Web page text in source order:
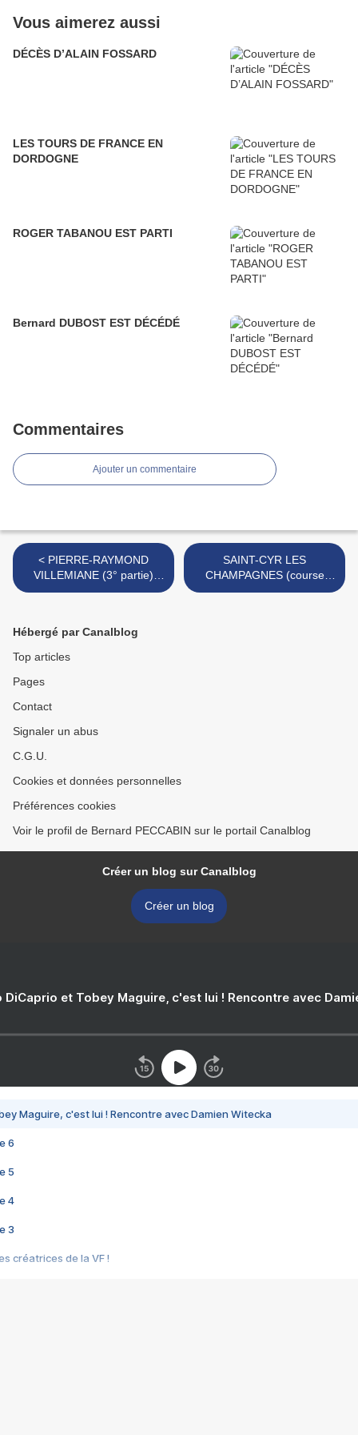
Vous aimerez aussi
DÉCÈS D’ALAIN FOSSARD
LES TOURS DE FRANCE EN
DORDOGNE
ROGER TABANOU EST PARTI
Bernard DUBOST EST DÉCÉDÉ
Commentaires
Ajouter un commentaire
< PIERRE-RAYMOND
VILLEMIANE (3° partie)
1974-1975
SAINT-CYR LES
CHAMPAGNES (course
disparue) >
Hébergé par Canalblog
Top articles
Pages
Contact
Signaler un abus
C.G.U.
Cookies et données personnelles
Préférences cookies
Voir le profil de Bernard PECCABIN sur le portail Canalblog
Créer un blog sur Canalblog
Créer un blog
DiCaprio et Tobey Maguire, c'est lui ! Rencontre avec
Maguire, c'est lui ! Rencontre avec Damien Witecka
6
5
4
3
créatrices de la VF !